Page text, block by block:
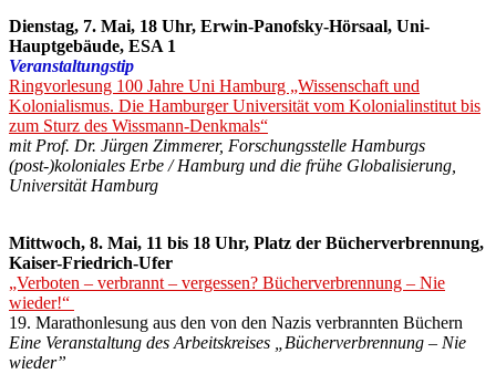
Dienstag, 7. Mai, 18 Uhr, Erwin-Panofsky-Hörsaal, Uni-
Hauptgebäude, ESA 1
Veranstaltungstip
Ringvorlesung 100 Jahre Uni Hamburg „Wissenschaft und
Kolonialismus. Die Hamburger Universität vom Kolonialinstitut bis
zum Sturz des Wissmann-Denkmals“
mit Prof. Dr. Jürgen Zimmerer, Forschungsstelle Hamburgs
(post-)koloniales Erbe / Hamburg und die frühe Globalisierung,
Universität Hamburg
Mittwoch, 8. Mai, 11 bis 18 Uhr, Platz der Bücherverbrennung,
Kaiser-Friedrich-Ufer
„Verboten – verbrannt – vergessen? Bücherverbrennung – Nie
wieder!“
19. Marathonlesung aus den von den Nazis verbrannten Büchern
Eine Veranstaltung des Arbeitskreises „Bücherverbrennung – Nie
wieder”